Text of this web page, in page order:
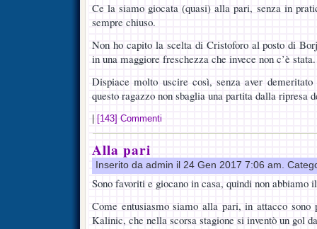
Ce la siamo giocata (quasi) alla pari, senza in
sempre chiuso.
Non ho capito la scelta di Cristoforo al posto di
in una maggiore freschezza che invece non c’è stata.
Dispiace molto uscire così, senza aver
questo ragazzo non sbaglia una partita dalla ripresa
[143] Commenti
Alla pari
Inserito da admin il 24 Gen 2017 7:06 am.
Sono favoriti e giocano in casa, quindi non abbiamo
Come entusiasmo siamo alla pari, in attacco
Kalinic, che nella scorsa stagione si inventò un gol